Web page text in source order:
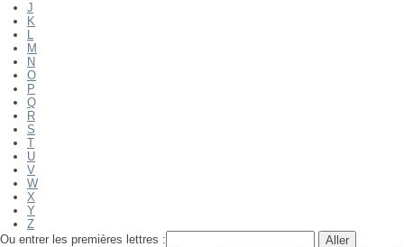
J
K
L
M
N
O
P
Q
R
S
T
U
V
W
X
Y
Z
Ou entrer les premières lettres :